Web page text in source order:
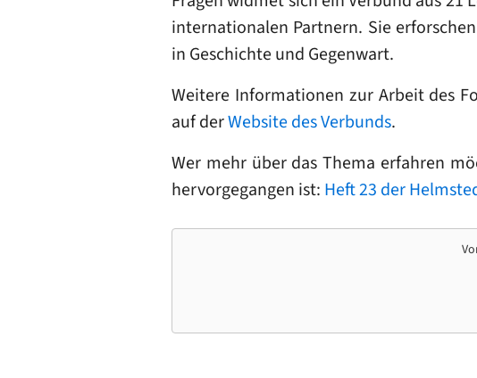
internationalen Partnern. Sie
in Geschichte und Gegenwart.
Weitere Informationen zur Arbeit des
auf derWebsite des Verbunds.
Wer mehr über das Thema erfahren
hervorgegangen ist: Heft 23 der